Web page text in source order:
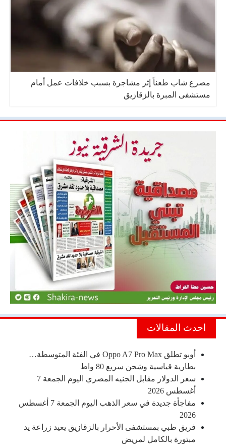
مصرع شاب طعناً إثر مشاجرة بسبب خلافات عمل أمام
مستشفى المبرة بالزقازيق
احدث المقالات
أوبو تطلق Oppo A7 Pro Max في الفئة المتوسطة…
بطارية قياسية وشحن سريع 80 واط
سعر الدولار مقابل الجنيه المصري اليوم الجمعة 7
أغسطس 2026
مفاجأة جديدة في سعر الذهب اليوم الجمعة 7 أغسطس
2026
فريق طبي بمستشفى الأحرار بالزقازيق يعيد زراعة يد
مبتورة بالكامل لمريض